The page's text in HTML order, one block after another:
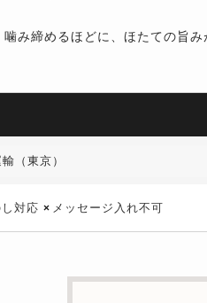
み締めるほどに、ほたての旨み
（東京）
対応 × メッセージ入れ不可